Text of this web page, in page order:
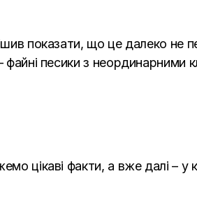
показати, що це далеко не
файні песики з неординарними
цікаві факти, а вже далі – у